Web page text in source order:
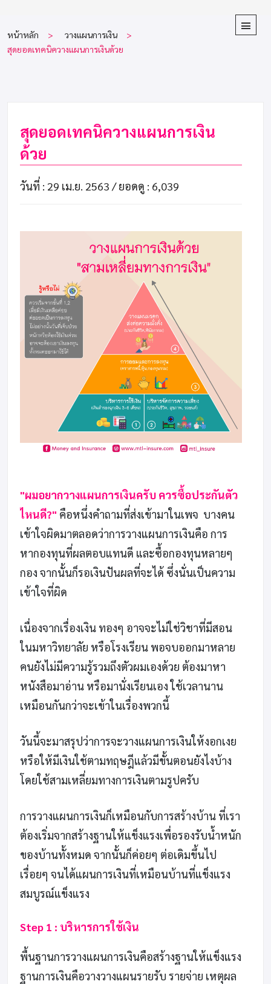
หน้าหลัก
วางแผนการเงิน
สุดยอดเทคนิควางแผนการเงินด้วย
สุดยอดเทคนิควางแผนการเงิน
ด้วย
วันที่ : 29 เม.ย. 2563 / ยอดดู : 6,039
"ผมอยากวางแผนการเงินครับ ควรซื้อประกันตัว
ไหนดี?" คือหนึ่งคำถามที่ส่งเข้ามาในเพจ บางคน
เข้าใจผิดมาตลอดว่าการวางแผนการเงินคือ การ
หากองทุนที่ผลตอบแทนดี และซื้อกองทุนหลายๆ
กอง จากนั้นก็รอเงินปันผลที่จะได้ ซึ่งนั่นเป็นความ
เข้าใจที่ผิด
เนื่องจากเรื่องเงิน ทองๆ อาจจะไม่ใช่วิชาที่มีสอน
ในมหาวิทยาลัย หรือโรงเรียน พอจบออกมาหลาย
คนยังไม่มีความรู้รวมถึงตัวผมเองด้วย ต้องมาหา
หนังสือมาอ่าน หรือมานั่งเรียนเอง ใช้เวลานาน
เหมือนกันกว่าจะเข้าในเรื่องพวกนี้
วันนี้จะมาสรุปว่าการจะวางแผนการเงินให้งอกเงย
หรือให้มีเงินใช้ตามทฤษฎีแล้วมีขั้นตอนยังไงบ้าง
โดยใช้สามเหลี่ยมทางการเงินตามรูปครับ
การวางแผนการเงินก็เหมือนกับการสร้างบ้าน ที่เรา
ต้องเริ่มจากสร้างฐานให้แข็งแรงเพื่อรองรับน้ำหนัก
ของบ้านทั้งหมด จากนั้นก็ค่อยๆ ต่อเดิมขึ้นไป
เรื่อยๆ จนได้แผนการเงินที่เหมือนบ้านที่แข็งแรง
สมบูรณ์แข็งแรง
Step 1 : บริหารการใช้เงิน
พื้นฐานการวางแผนการเงินคือสร้างฐานให้แข็งแรง
ฐานการเงินคือวางวางแผนรายรับ รายจ่าย เหตุผล